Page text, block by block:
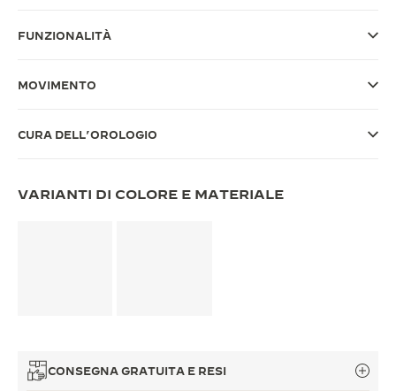
THE PRECISION PIONEER
FUNZIONALITÀ
MOVIMENTO
CURA DELL’OROLOGIO
VARIANTI DI COLORE E MATERIALE
CONSEGNA GRATUITA E RESI